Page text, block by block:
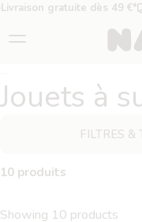
Livraison gratuite dès 49 €*
Jouets à
FILTRES &
10 produits
Showing 10 products